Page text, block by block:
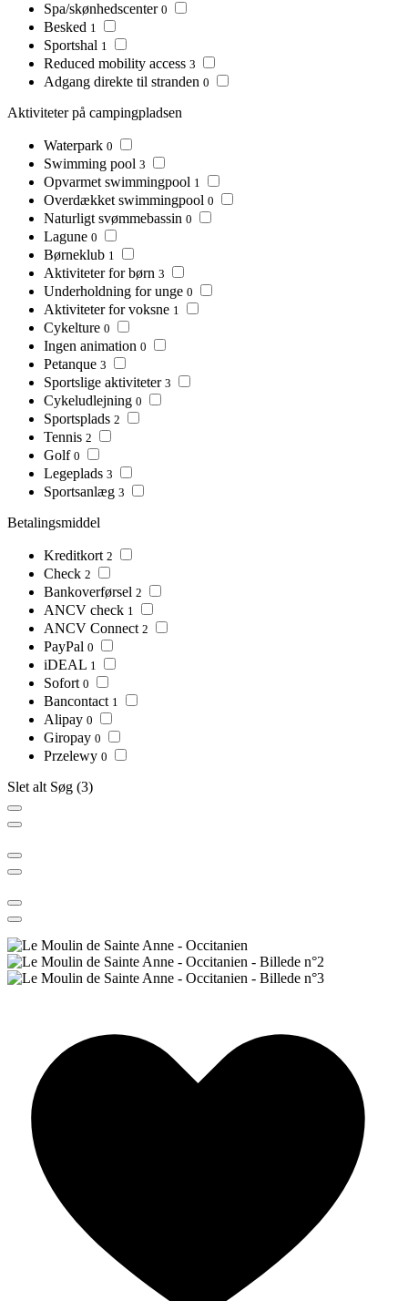
Spa/skønhedscenter 0
Besked 1
Sportshal 1
Reduced mobility access 3
Adgang direkte til stranden 0
Aktiviteter på campingpladsen
Waterpark 0
Swimming pool 3
Opvarmet swimmingpool 1
Overdækket swimmingpool 0
Naturligt svømmebassin 0
Lagune 0
Børneklub 1
Aktiviteter for børn 3
Underholdning for unge 0
Aktiviteter for voksne 1
Cykelture 0
Ingen animation 0
Petanque 3
Sportslige aktiviteter 3
Cykeludlejning 0
Sportsplads 2
Tennis 2
Golf 0
Legeplads 3
Sportsanlæg 3
Betalingsmiddel
Kreditkort 2
Check 2
Bankoverførsel 2
ANCV check 1
ANCV Connect 2
PayPal 0
iDEAL 1
Sofort 0
Bancontact 1
Alipay 0
Giropay 0
Przelewy 0
Slet alt Søg (3)